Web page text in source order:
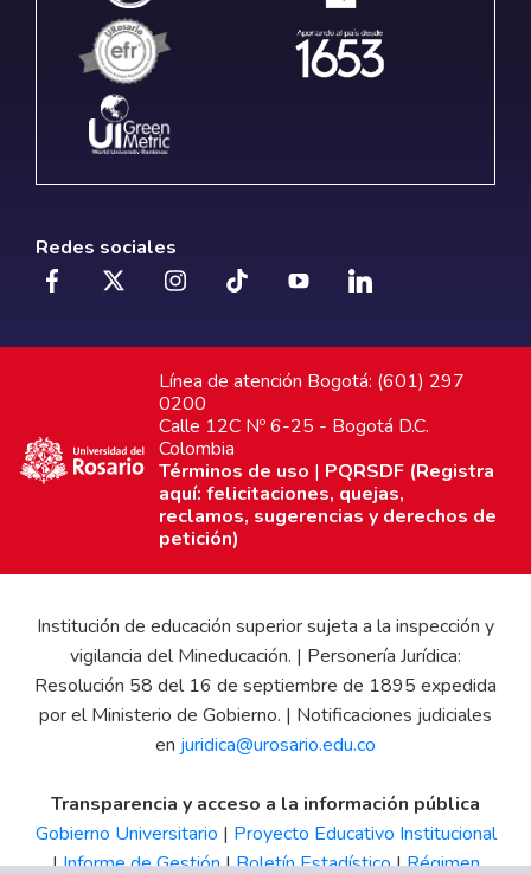
Redes sociales
Línea de atención Bogotá: (601) 297
0200
Calle 12C Nº 6-25 - Bogotá D.C.
Colombia
Términos de uso | PQRSDF (Registra
aquí: felicitaciones, quejas,
reclamos, sugerencias y derechos de
petición)
Institución de educación superior sujeta a la inspección y
vigilancia del Mineducación. | Personería Jurídica:
Resolución 58 del 16 de septiembre de 1895 expedida
por el Ministerio de Gobierno. | Notificaciones judiciales
en juridica@urosario.edu.co
Transparencia y acceso a la información pública
Gobierno Universitario | Proyecto Educativo Institucional
|Informe de Gestión|Boletín Estadístico|Régimen